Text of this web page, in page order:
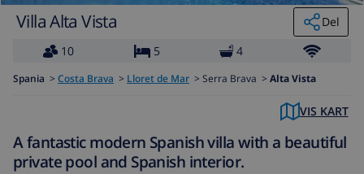
Villa Alta Vista
Del
10
5 4
Spania > Costa Brava > Lloret de Mar > Serra Brava > Alta Vista
VIS KART
A fantastic modern Spanish villa with a beautiful
private pool and Spanish interior.